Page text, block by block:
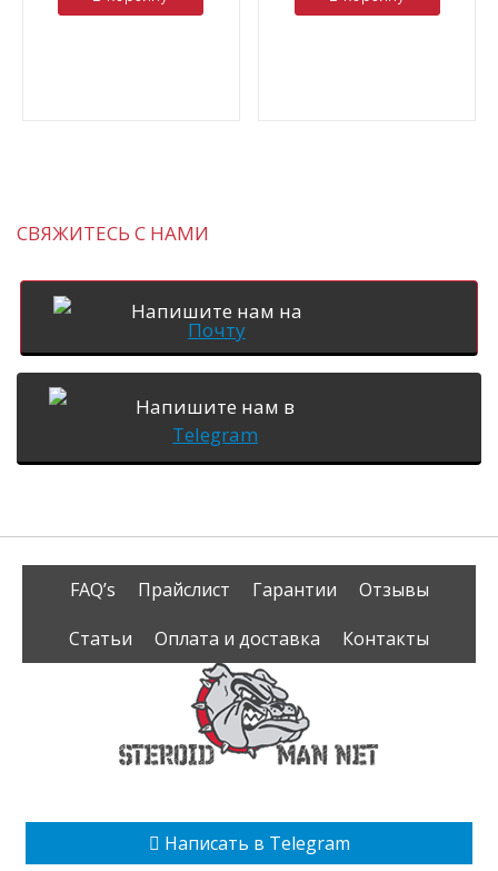
СВЯЖИТЕСЬ С НАМИ
Напишите нам на
Почту
Напишите нам в
Telegram
FAQ’s Прайслист Гарантии
Отзывы
Статьи
Оплата и доставка Контакты
Написать в Telegram